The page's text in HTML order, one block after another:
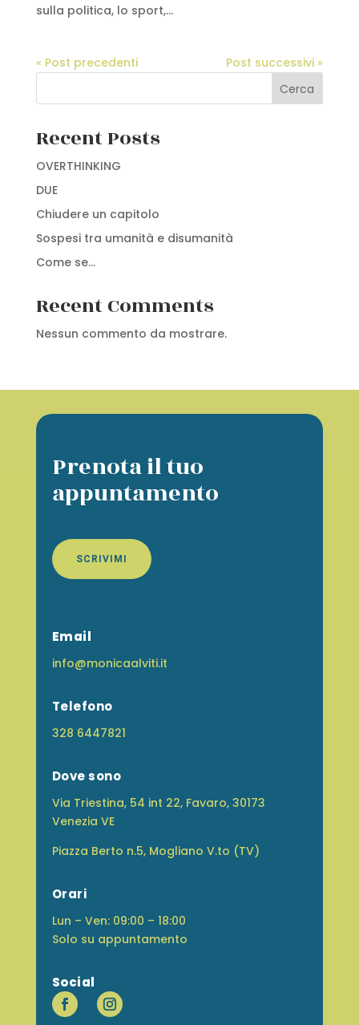
sulla politica, lo sport,...
« Post precedenti
Post successivi »
Cerca
Recent Posts
OVERTHINKING
DUE
Chiudere un capitolo
Sospesi tra umanità e disumanità
Come se…
Recent Comments
Nessun commento da mostrare.
Prenota il tuo
appuntamento
SCRIVIMI
Email
info@monicaalviti.it
Telefono
328 6447821
Dove sono
Via Triestina, 54 int 22, Favaro, 30173
Venezia VE
Piazza Berto n.5, Mogliano V.to (TV)
Orari
Lun – Ven: 09:00 – 18:00
Solo su appuntamento
Social